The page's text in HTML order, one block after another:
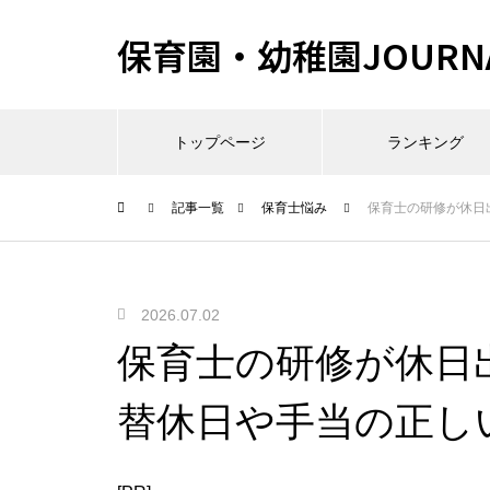
保育園・幼稚園
トップページ ランキング
記事一覧 保育士悩み 保育士の研修が休
2026.07.02
保育士の研修が休日
替休日や手当の正し